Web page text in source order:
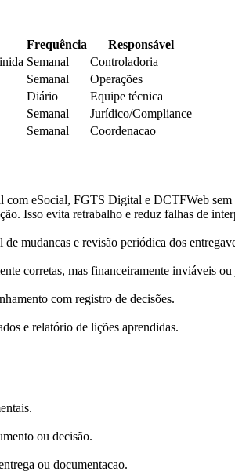
Frequência
Responsável
Semanal
Controladoria
Semanal
Operações
Diário
Equipe técnica
Semanal
Jurídico/Compliance
Semanal Coordenacao
com eSocial, FGTS Digital e DCTFWeb
Isso evita retrabalho e reduz falhas de
mudancas e revisão periódica dos
corretas, mas financeiramente inviáveis
com registro de decisões.
e relatório de lições aprendidas.
ou decisão.
ou documentacao.